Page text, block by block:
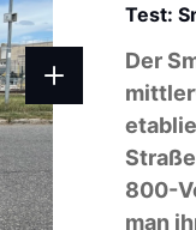
Test:
Der
800-
man